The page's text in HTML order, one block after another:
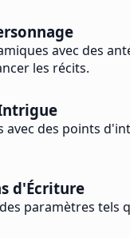
avec des
les récits.
des points
d'Écriture
paramètres